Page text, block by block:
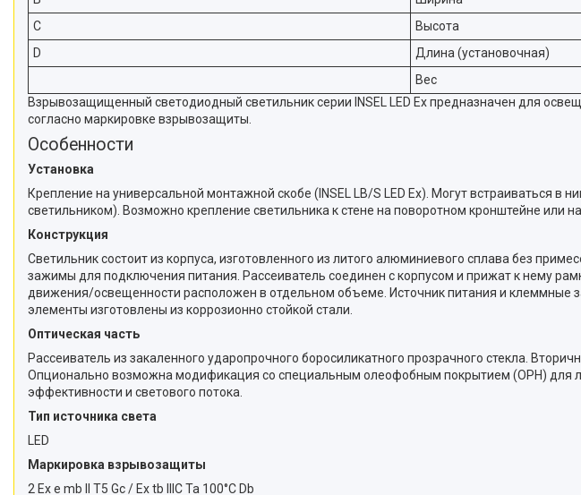
C
Высота
D
Длина (установочная)
Вес
Взрывозащищенный светодиодный светильник серии INSEL LED Ex предназначен для
согласно маркировке взрывозащиты.
Особенности
Установка
Крепление на универсальной монтажной скобе (INSEL LB/S LED Ex). Могут встраиваться в
светильником). Возможно крепление светильника к стене на поворотном кронштейне или на
Конструкция
Светильник состоит из корпуса, изготовленного из литого алюминиевого сплава без
зажимы для подключения питания. Рассеиватель соединен с корпусом и прижат к нему
движения/освещенности расположен в отдельном объеме. Источник питания и клеммные
элементы изготовлены из коррозионно стойкой стали.
Оптическая часть
Рассеиватель из закаленного ударопрочного боросиликатного прозрачного стекла.
Опционально возможна модификация со специальным олеофобным покрытием (OPH) для
эффективности и светового потока.
Тип источника света
LED
Маркировка взрывозащиты
2 Ex e mb II T5 Gс / Ex tb IIIC Ta 100°C Db